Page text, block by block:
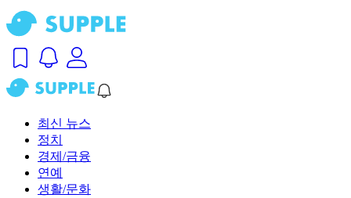
최신 뉴스
정치
경제/금융
연예
생활/문화